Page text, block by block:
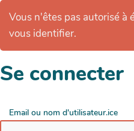
Vous n'êtes pas autorisé à
vous identifier.
Se connecter
Email ou nom d'utilisateur.ice